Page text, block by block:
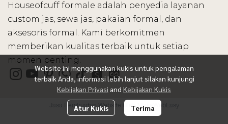
Website ini menggunakan kukis untuk pengalaman
terbaik Anda, informasi lebih lanjut silakan kunjungi
Kebijakan Privasi and Kebijakan Kukis
Atur Kukis Terima
Houseofcuff formale adalah penyedia layanan
custom jas, sewa jas, pakaian formal, dan
aksesoris formal. Kami berkomitmen
memberikan kualitas terbaik untuk setiap
momen penting.
Jasa Pembuatan Website Oleh MakeWebEasy